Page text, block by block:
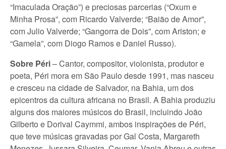
“Imaculada Oração”) e preciosas parcerias (“Oxum e
Minha Prosa”, com Ricardo Valverde; “Baião de Amor”,
com Julio Valverde; “Gangorra de Dois”, com Ariston; e
“Gamela”, com Diogo Ramos e Daniel Russo).
Sobre Péri– Cantor, compositor, violonista, produtor e
poeta, Péri mora em São Paulo desde 1991, mas nasceu
e cresceu na cidade de Salvador, na Bahia, um dos
epicentros da cultura africana no Brasil. A Bahia produziu
alguns dos maiores músicos do Brasil, incluindo João
Gilberto e Dorival Caymmi, ambos inspirações de Péri,
que teve músicas gravadas por Gal Costa, Margareth